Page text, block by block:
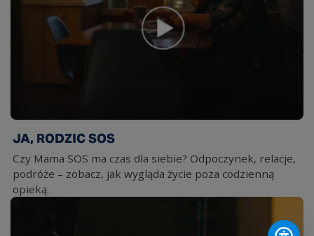
JA, RODZIC SOS
Czy Mama SOS ma czas dla siebie? Odpoczynek, relacje,
podróże – zobacz, jak wygląda życie poza codzienną
opieką.